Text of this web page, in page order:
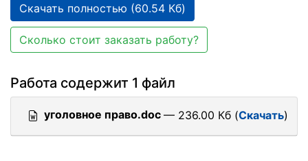
Скачать полностью (60.54 Кб)
Сколько стоит заказать работу?
Работа содержит 1 файл
уголовное право.doc — 236.00 Кб (Скачать)